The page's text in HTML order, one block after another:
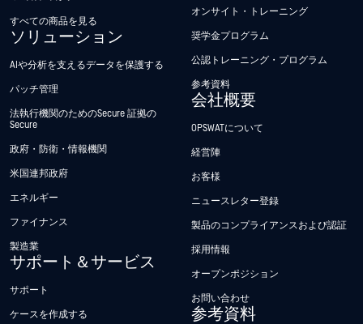
すべての商品を見る
ソリューション
AIや分析を支えるデータを保護する
パッチ管理
法執行機関のためのSecure 証拠の
Secure
政府・防衛・情報機関
米国連邦政府
エネルギー
ファイナンス
製造業
サポート＆サービス
サポート
ケースを作成する
オンサイト・トレーニング
奨学金プログラム
公認トレーニング・プログラム
参考資料
会社概要
OPSWATについて
経営陣
お客様
ニュースレター登録
製品のコンプライアンスおよび認証
採用情報
オープンポジション
お問い合わせ
参考資料